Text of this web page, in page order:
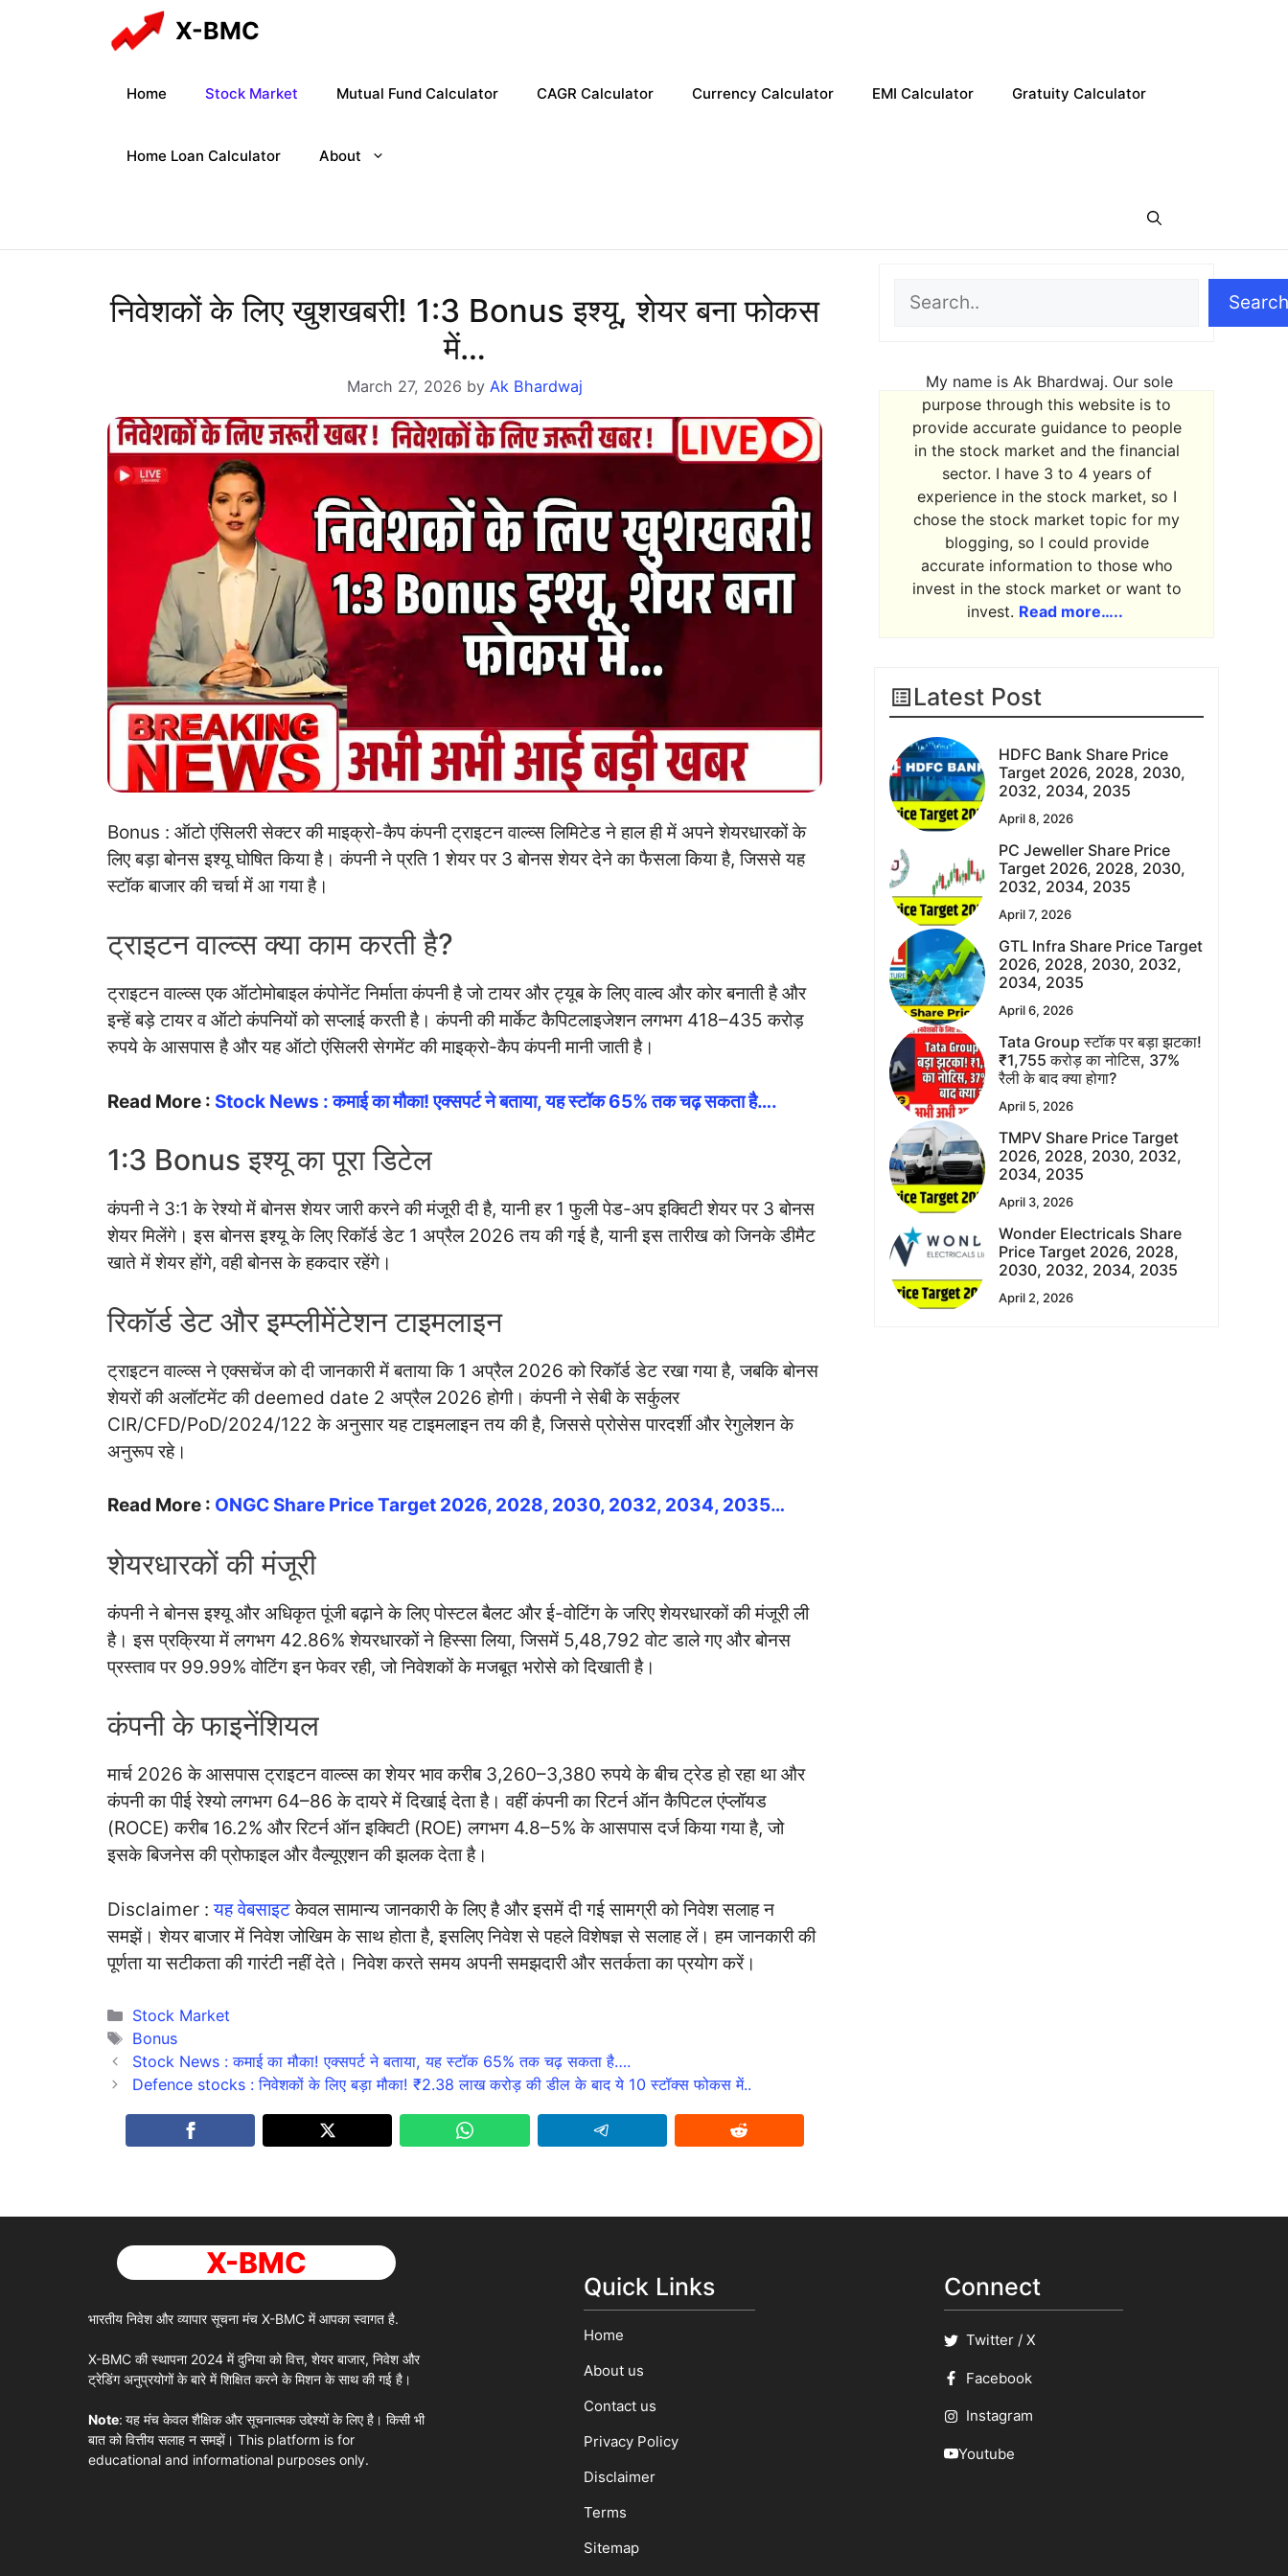
X-BMC
Home Stock Market Mutual Fund Calculator CAGR Calculator Currency Calculator EMI Calculator Gratuity Calculator
Home Loan Calculator About
निवेशकों के लिए खुशखबरी! 1:3 Bonus इश्यू, शेयर बना फोकस
में…
March 27, 2026 by Ak Bhardwaj
Bonus : ऑटो एंसिलरी सेक्टर की माइक्रो-कैप कंपनी ट्राइटन वाल्व्स लिमिटेड ने हाल ही में अपने शेयरधारकों के
लिए बड़ा बोनस इश्यू घोषित किया है। कंपनी ने प्रति 1 शेयर पर 3 बोनस शेयर देने का फैसला किया है, जिससे यह
स्टॉक बाजार की चर्चा में आ गया है।
ट्राइटन वाल्व्स क्या काम करती है?
ट्राइटन वाल्व्स एक ऑटोमोबाइल कंपोनेंट निर्माता कंपनी है जो टायर और ट्यूब के लिए वाल्व और कोर बनाती है और
इन्हें बड़े टायर व ऑटो कंपनियों को सप्लाई करती है। कंपनी की मार्केट कैपिटलाइजेशन लगभग 418–435 करोड़
रुपये के आसपास है और यह ऑटो एंसिलरी सेगमेंट की माइक्रो-कैप कंपनी मानी जाती है।
Read More : Stock News : कमाई का मौका! एक्सपर्ट ने बताया, यह स्टॉक 65% तक चढ़ सकता है….
1:3 Bonus इश्यू का पूरा डिटेल
कंपनी ने 3:1 के रेश्यो में बोनस शेयर जारी करने की मंजूरी दी है, यानी हर 1 फुली पेड-अप इक्विटी शेयर पर 3 बोनस
शेयर मिलेंगे। इस बोनस इश्यू के लिए रिकॉर्ड डेट 1 अप्रैल 2026 तय की गई है, यानी इस तारीख को जिनके डीमैट
खाते में शेयर होंगे, वही बोनस के हकदार रहेंगे।
रिकॉर्ड डेट और इम्प्लीमेंटेशन टाइमलाइन
ट्राइटन वाल्व्स ने एक्सचेंज को दी जानकारी में बताया कि 1 अप्रैल 2026 को रिकॉर्ड डेट रखा गया है, जबकि बोनस
शेयरों की अलॉटमेंट की deemed date 2 अप्रैल 2026 होगी। कंपनी ने सेबी के सर्कुलर
CIR/CFD/PoD/2024/122 के अनुसार यह टाइमलाइन तय की है, जिससे प्रोसेस पारदर्शी और रेगुलेशन के
अनुरूप रहे।
Read More : ONGC Share Price Target 2026, 2028, 2030, 2032, 2034, 2035…
शेयरधारकों की मंजूरी
कंपनी ने बोनस इश्यू और अधिकृत पूंजी बढ़ाने के लिए पोस्टल बैलट और ई-वोटिंग के जरिए शेयरधारकों की मंजूरी ली
है। इस प्रक्रिया में लगभग 42.86% शेयरधारकों ने हिस्सा लिया, जिसमें 5,48,792 वोट डाले गए और बोनस
प्रस्ताव पर 99.99% वोटिंग इन फेवर रही, जो निवेशकों के मजबूत भरोसे को दिखाती है।
कंपनी के फाइनेंशियल
मार्च 2026 के आसपास ट्राइटन वाल्व्स का शेयर भाव करीब 3,260–3,380 रुपये के बीच ट्रेड हो रहा था और
कंपनी का पीई रेश्यो लगभग 64–86 के दायरे में दिखाई देता है। वहीं कंपनी का रिटर्न ऑन कैपिटल एंप्लॉयड
(ROCE) करीब 16.2% और रिटर्न ऑन इक्विटी (ROE) लगभग 4.8–5% के आसपास दर्ज किया गया है, जो
इसके बिजनेस की प्रोफाइल और वैल्यूएशन की झलक देता है।
Disclaimer :यह वेबसाइटकेवल सामान्य जानकारी के लिए है और इसमें दी गई सामग्री को निवेश सलाह न
समझें। शेयर बाजार में निवेश जोखिम के साथ होता है, इसलिए निवेश से पहले विशेषज्ञ से सलाह लें। हम जानकारी की
पूर्णता या सटीकता की गारंटी नहीं देते। निवेश करते समय अपनी समझदारी और सतर्कता का प्रयोग करें।
Categories
Stock Market
Tags
Bonus
Stock News : कमाई का मौका! एक्सपर्ट ने बताया, यह स्टॉक 65% तक चढ़ सकता है….
Defence stocks : निवेशकों के लिए बड़ा मौका! ₹2.38 लाख करोड़ की डील के बाद ये 10 स्टॉक्स फोकस में..
Search
Search
My name is Ak Bhardwaj. Our sole
purpose through this website is to
provide accurate guidance to people
in the stock market and the financial
sector. I have 3 to 4 years of
experience in the stock market, so I
chose the stock market topic for my
blogging, so I could provide
accurate information to those who
invest in the stock market or want to
invest. Read more…..
Latest Post
HDFC Bank Share Price
Target 2026, 2028, 2030,
2032, 2034, 2035
April 8, 2026
PC Jeweller Share Price
Target 2026, 2028, 2030,
2032, 2034, 2035
April 7, 2026
GTL Infra Share Price Target
2026, 2028, 2030, 2032,
2034, 2035
April 6, 2026
Tata Group स्टॉक पर बड़ा झटका!
₹1,755 करोड़ का नोटिस, 37%
रैली के बाद क्या होगा?
April 5, 2026
TMPV Share Price Target
2026, 2028, 2030, 2032,
2034, 2035
April 3, 2026
Wonder Electricals Share
Price Target 2026, 2028,
2030, 2032, 2034, 2035
April 2, 2026
X-BMC
भारतीय निवेश और व्यापार सूचना मंच X-BMC में आपका स्वागत है.
X-BMC की स्थापना 2024 में दुनिया को वित्त, शेयर बाजार, निवेश और
ट्रेडिंग अनुप्रयोगों के बारे में शिक्षित करने के मिशन के साथ की गई है।
Note: यह मंच केवल शैक्षिक और सूचनात्मक उद्देश्यों के लिए है। किसी भी
बात को वित्तीय सलाह न समझें। This platform is for
educational and informational purposes only.
Quick Links
Home
About us
Contact us
Privacy Policy
Disclaimer
Terms
Sitemap
Connect
Twitter / X
Facebook
Instagram
Youtube